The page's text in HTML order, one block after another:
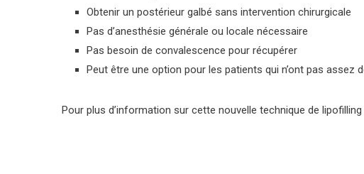
Obtenir un postérieur galbé sans intervention chirurgicale
Pas d’anesthésie générale ou locale nécessaire
Pas besoin de convalescence pour récupérer
Peut être une option pour les patients qui n’ont pas
Pour plus d’information sur cette nouvelle technique de